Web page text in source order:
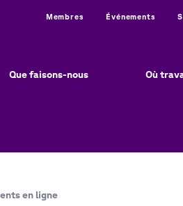
Utility
Membres Événements
Que faisons-nous Où
en ligne